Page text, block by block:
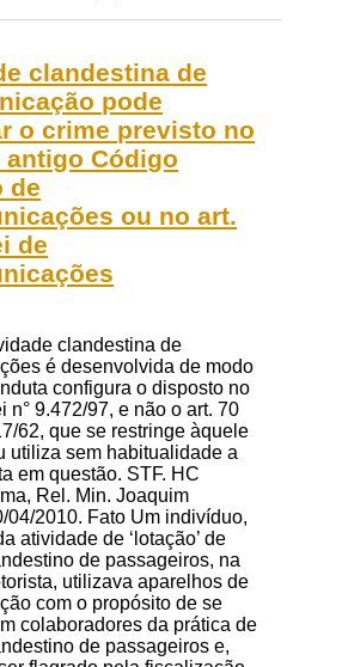
clandestina de
pode
o crime previsto no
antigo Código
de
ou no art.
de
clandestina de
é desenvolvida de modo
configura o disposto no
n° 9.472/97, e não o art. 70
62, que se restringe àquele
utiliza sem habitualidade a
em questão. STF. HC
Rel. Min. Joaquim
04/2010. Fato Um indivíduo,
atividade de ‘lotação’ de
de passageiros, na
utilizava aparelhos de
com o propósito de se
colaboradores da prática de
de passageiros e,